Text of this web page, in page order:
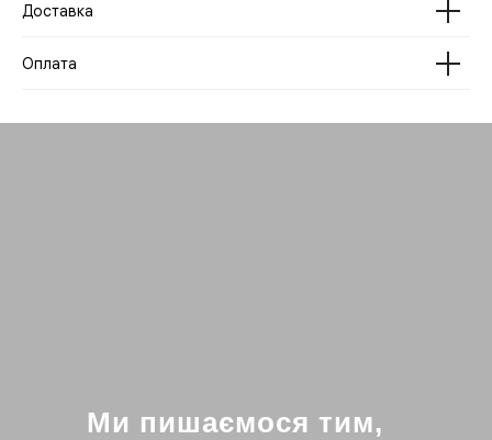
Доставка
Оплата
Ми пишаємося тим,